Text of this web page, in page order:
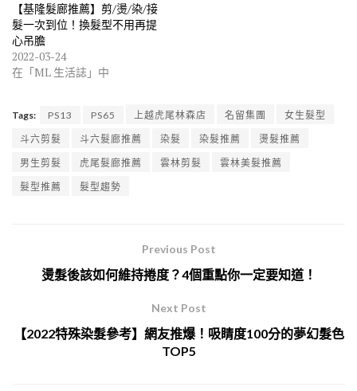
【基隆髮廊推薦】剪/燙/染/接
髮一次到位！換髮型不用再提
心吊膽
2022-03-24
在「ML 生活誌」中
Tags: PS13 PS65 上越虎尾林森店 名留集團
女生髮型
斗六剪髮
斗六髮廊推薦 染髮 染髮推薦
燙髮推薦
男生剪髮
虎尾髮廊推薦 雲林剪髮
雲林美髮推薦
髮型推薦
髮型趨勢
Previous Post
燙髮後該如何維持捲度？4個重點你一定要知道！
Next Post
【2022特殊染髮參考】網友推爆！吸睛度100分的夢幻髮色
TOP5